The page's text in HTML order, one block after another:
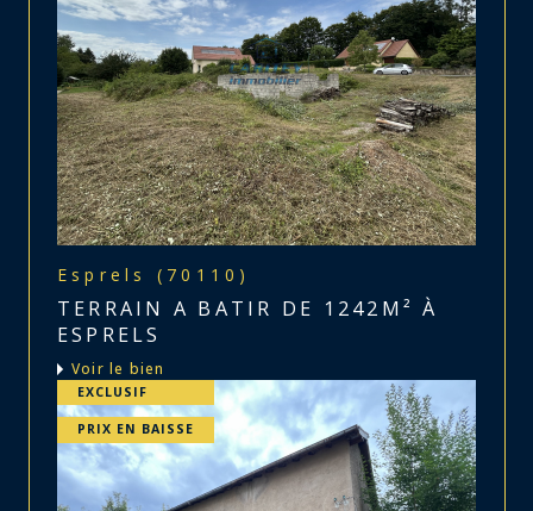
Esprels (70110)
TERRAIN A BATIR DE 1242M² À
ESPRELS
voir le bien
EXCLUSIF
PRIX EN BAISSE